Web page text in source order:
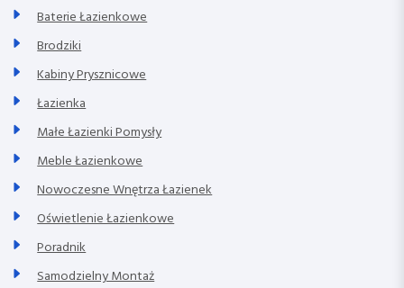
Baterie Łazienkowe
Brodziki
Kabiny Prysznicowe
Łazienka
Małe Łazienki Pomysły
Meble Łazienkowe
Nowoczesne Wnętrza Łazienek
Oświetlenie Łazienkowe
Poradnik
Samodzielny Montaż